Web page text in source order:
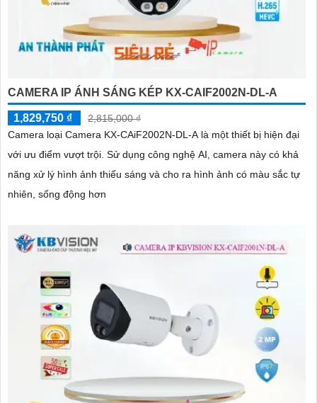
CAMERA IP ÁNH SÁNG KÉP KX-CAIF2002N-DL-A
1,829,750 ₫
2,815,000 ₫
Camera loại Camera KX-CAiF2002N-DL-A là một thiết bị hiện đại
với ưu điểm vượt trội. Sử dụng công nghệ AI, camera này có khả
năng xử lý hình ảnh thiếu sáng và cho ra hình ảnh có màu sắc tự
nhiên, sống động hơn